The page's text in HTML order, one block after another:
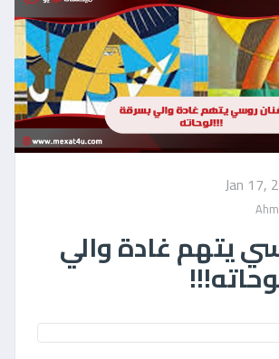
Jan 17,
يتهم غادة والي